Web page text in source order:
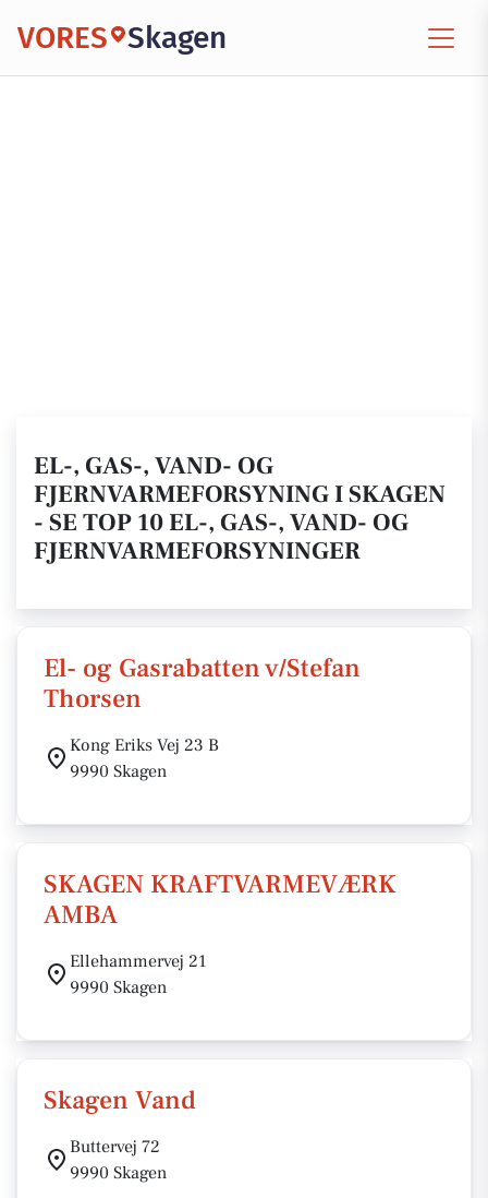
VORES Skagen
EL-, GAS-, VAND- OG
FJERNVARMEFORSYNING I SKAGEN
- SE TOP 10 EL-, GAS-, VAND- OG
FJERNVARMEFORSYNINGER
El- og Gasrabatten v/Stefan
Thorsen
Kong Eriks Vej 23 B
9990 Skagen
SKAGEN KRAFTVARMEVÆRK
AMBA
Ellehammervej 21
9990 Skagen
Skagen Vand
Buttervej 72
9990 Skagen